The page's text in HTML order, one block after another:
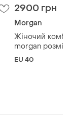
2900 грн
Morgan
Жіночий
morgan розмір: 40
класичний
EU 40